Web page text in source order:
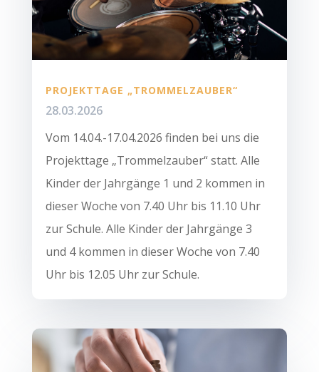
PROJEKTTAGE „TROMMELZAUBER“
28.03.2026
Vom 14.04.-17.04.2026 finden bei uns die
Projekttage „Trommelzauber“ statt. Alle
Kinder der Jahrgänge 1 und 2 kommen in
dieser Woche von 7.40 Uhr bis 11.10 Uhr
zur Schule. Alle Kinder der Jahrgänge 3
und 4 kommen in dieser Woche von 7.40
Uhr bis 12.05 Uhr zur Schule.